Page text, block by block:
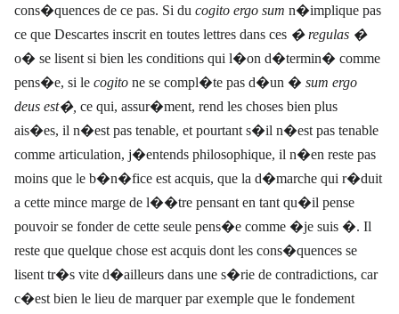
cons�quences de ce pas. Si du cogito ergo sum n�implique pas
ce que Descartes inscrit en toutes lettres dans ces � regulas �
o� se lisent si bien les conditions qui l�on d�termin� comme
pens�e, si le cogito ne se compl�te pas d�un � sum ergo
deus est�, ce qui, assur�ment, rend les choses bien plus
ais�es, il n�est pas tenable, et pourtant s�il n�est pas tenable
comme articulation, j�entends philosophique, il n�en reste pas
moins que le b�n�fice est acquis, que la d�marche qui r�duit
a cette mince marge de l��tre pensant en tant qu�il pense
pouvoir se fonder de cette seule pens�e comme �je suis �. Il
reste que quelque chose est acquis dont les cons�quences se
lisent tr�s vite d�ailleurs dans une s�rie de contradictions, car
c�est bien le lieu de marquer par exemple que le fondement